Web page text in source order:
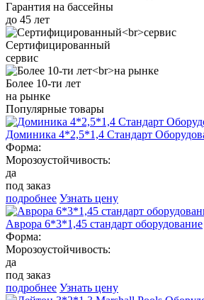
Гарантия на бассейны
до 45 лет
Сертифицированный
сервис
Более 10-ти лет
на рынке
Популярные товары
Доминика 4*2,5*1,4 Стандарт
Форма:
Морозоустойчивость:
да
под заказ
подробнее Узнать цену
Аврора 6*3*1,45 стандарт оборудование
Форма:
Морозоустойчивость:
да
под заказ
подробнее Узнать цену